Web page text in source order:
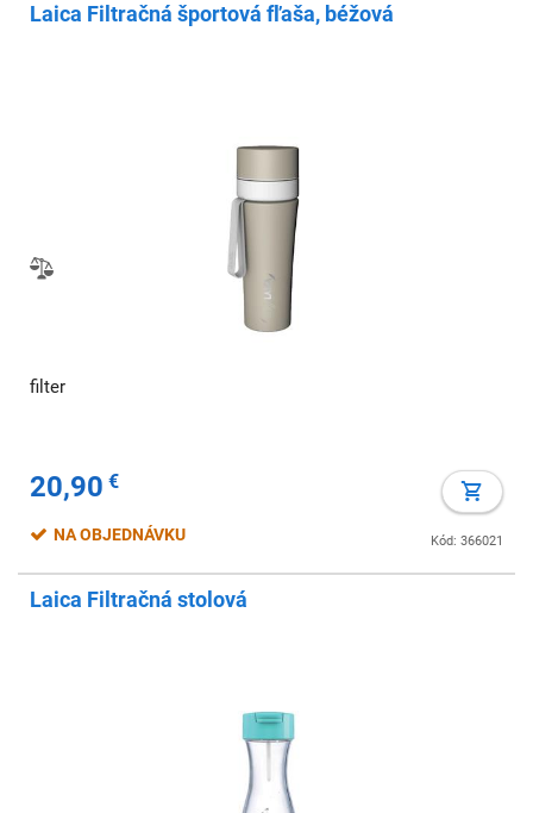
Laica Filtračná športová fľaša, béžová
filter
20,90 €
Kód: 366021
NA OBJEDNÁVKU
Laica Filtračná stolová